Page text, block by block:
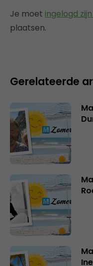
Je moet ingelogd
plaatsen.
Gerelateerde